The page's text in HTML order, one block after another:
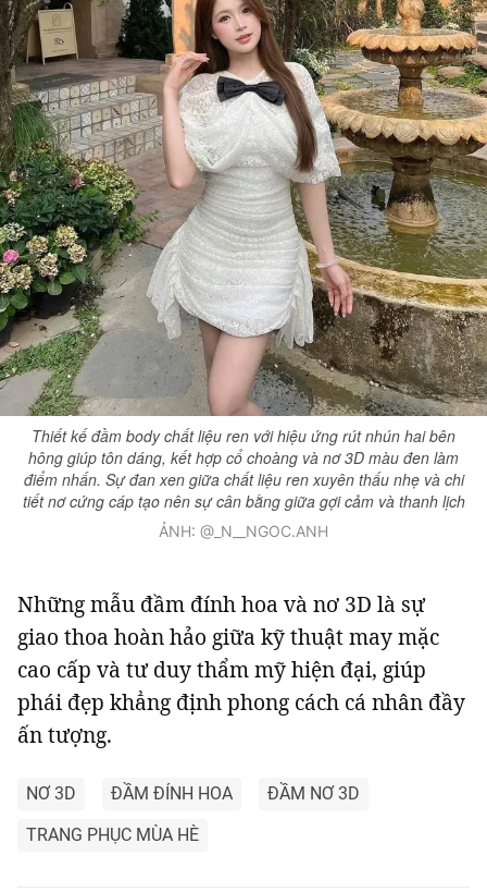
Thiết kế đầm body chất liệu ren với hiệu ứng rút nhún hai bên
hông giúp tôn dáng, kết hợp cổ choàng và nơ 3D màu đen làm
điểm nhấn. Sự đan xen giữa chất liệu ren xuyên thấu nhẹ và chi
tiết nơ cứng cáp tạo nên sự cân bằng giữa gợi cảm và thanh lịch
ẢNH: @_N__NGOC.ANH
Những mẫu đầm đính hoa và nơ 3D là sự
giao thoa hoàn hảo giữa kỹ thuật may mặc
cao cấp và tư duy thẩm mỹ hiện đại, giúp
phái đẹp khẳng định phong cách cá nhân đầy
ấn tượng.
NƠ 3D ĐẦM ĐÍNH HOA
ĐẦM NƠ 3D
TRANG PHỤC MÙA HÈ